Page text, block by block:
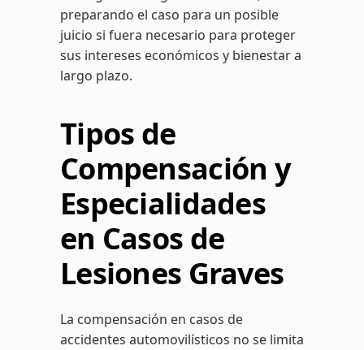
preparando el caso para un posible
juicio si fuera necesario para proteger
sus intereses económicos y bienestar a
largo plazo.
Tipos de
Compensación y
Especialidades
en Casos de
Lesiones Graves
La compensación en casos de
accidentes automovilísticos no se limita